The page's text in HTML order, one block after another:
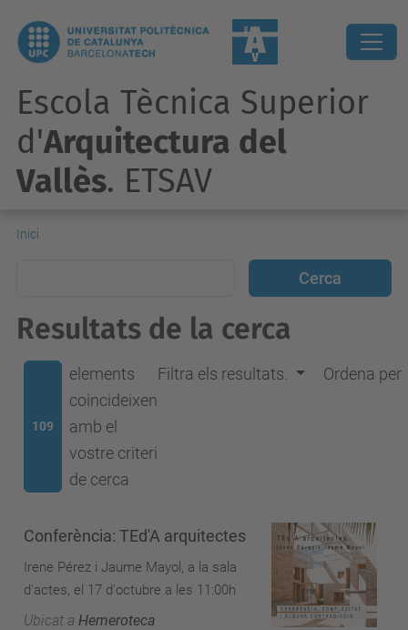
Escola Tècnica Superior
d'Arquitectura del
Vallès. ETSAV
Inici
Resultats de la cerca
109
elements
coincideixen
amb el
vostre criteri
de cerca
Filtra els resultats. Ordena per
Conferència: TEd'A arquitectes
Irene Pérez i Jaume Mayol, a la sala
d'actes, el 17 d'octubre a les 11:00h
Ubicat a Hemeroteca